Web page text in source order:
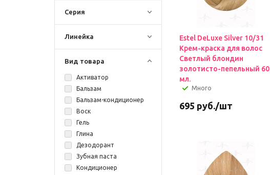
Серия
Линейка
Вид товара
Активатор
Бальзам
Бальзам-кондиционер
Воск
Гель
Глина
Дезодорант
Зубная паста
Кондиционер
Estel DeLuxe Silver 10/31
Крем-краска для волос
Светлый блондин
золотисто-пепельный 60
мл.
Много
695 руб./шт